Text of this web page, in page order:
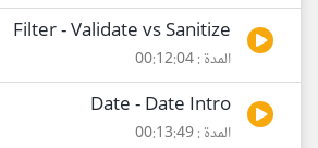
Filter - Validate vs Sanitize
المدة : 00:12:04
Date - Date Intro
المدة : 00:13:49